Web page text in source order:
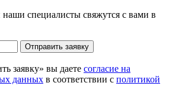
наши специалисты свяжутся с вами в
Отправить заявку
заявку» вы даете согласие на
данных в соответствии с политикой